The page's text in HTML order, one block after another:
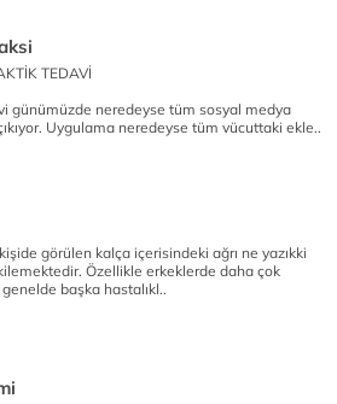
TEDAVİ
neredeyse tüm sosyal medya
Uygulama neredeyse tüm vücuttaki ekle..
görülen kalça içerisindeki ağrı ne yazıkki
Özellikle erkeklerde daha çok
başka hastalıkl..